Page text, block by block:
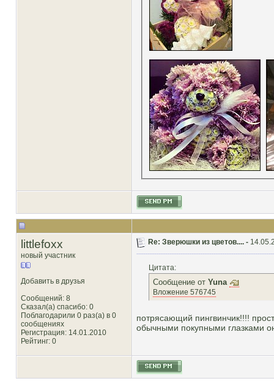
littlefoxx
новый участник
Добавить в друзья
Сообщений: 8
Сказал(а) спасибо: 0
Поблагодарили 0 раз(а) в 0
сообщениях
Регистрация: 14.01.2010
Рейтинг: 0
Re: Зверюшки из цветов.... -
Цитата:
Сообщение от Yuna
Вложение 576745
потрясающий пингвинчик!!!!
обычными покупными глазками